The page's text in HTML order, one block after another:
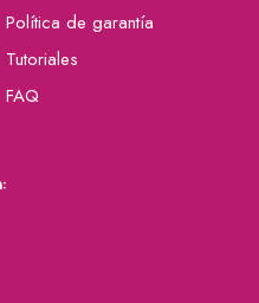
Política de garantía
Tutoriales
FAQ